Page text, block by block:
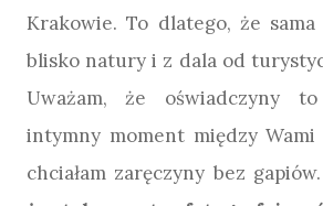
Krakowie. To dlatego, że
blisko natury i z dala od
Uważam, że oświadczyny
intymny moment między Wami
chciałam zaręczyny bez